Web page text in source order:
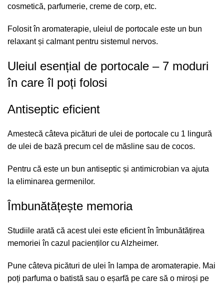
cosmetică, parfumerie, creme de corp, etc.
Folosit în aromaterapie, uleiul de portocale este un bun
relaxant și calmant pentru sistemul nervos.
Uleiul esențial de portocale – 7 moduri
în care îl poți folosi
Antiseptic eficient
Amestecă câteva picături de ulei de portocale cu 1 lingură
de ulei de bază precum cel de măsline sau de cocos.
Pentru că este un bun antiseptic și antimicrobian va ajuta
la eliminarea germenilor.
Îmbunătățește memoria
Studiile arată că acest ulei este eficient în îmbunătățirea
memoriei în cazul pacienților cu Alzheimer.
Pune câteva picături de ulei în lampa de aromaterapie. Mai
poți parfuma o batistă sau o eșarfă pe care să o miroși pe